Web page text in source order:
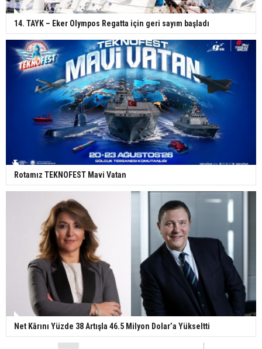
14. TAYK – Eker Olympos Regatta için geri sayım başladı
Rotamız TEKNOFEST Mavi Vatan
Net Kârını Yüzde 38 Artışla 46.5 Milyon Dolar’a Yükseltti